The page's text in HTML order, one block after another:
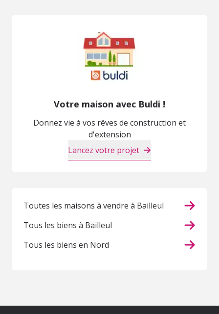
Votre maison avec Buldi !
Donnez vie à vos rêves de construction et
d'extension
Lancez votre projet
Toutes les maisons à vendre à Bailleul
Tous les biens à Bailleul
Tous les biens en Nord